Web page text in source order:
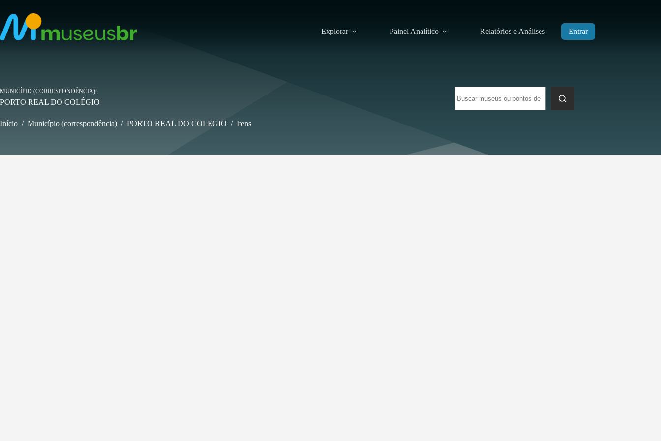
para
conteúdo
Explorar Painel Analítico Relatórios e Análises Entrar
resultados
MUNICÍPIO (CORRESPONDÊNCIA)
PORTO REAL DO COLÉGIO
Início / Município (correspondência) / PORTO REAL DO COLÉGIO / Itens